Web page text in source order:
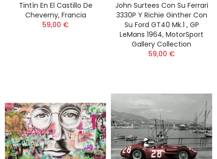
Tintín En El Castillo De
Cheverny, Francia
59,00 €
John Surtees Con Su Ferrari
3330P Y Richie Ginther Con
Su Ford GT40 Mk.1 , GP
LeMans 1964, MotorSport
Gallery Collection
59,00 €